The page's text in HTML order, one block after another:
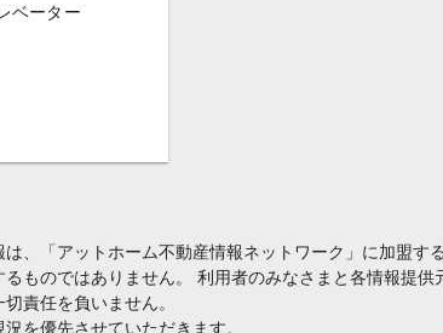
ベーター
、「アットホーム不動産情報ネットワーク」に加盟
ものではありません。 利用者のみなさまと各情報提
責任を負いません。
を優先させていただきます。